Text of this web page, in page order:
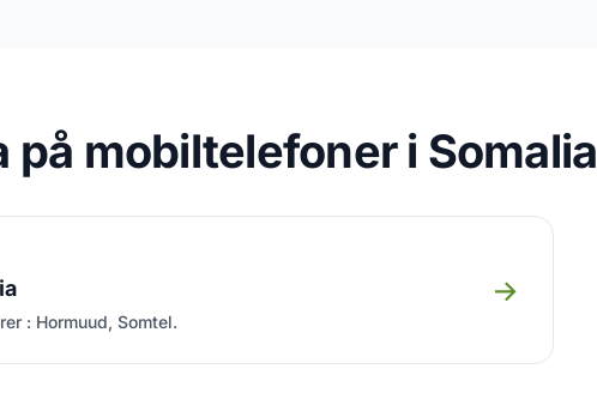
på mobiltelefoner i Somalia
: Hormuud, Somtel.
→